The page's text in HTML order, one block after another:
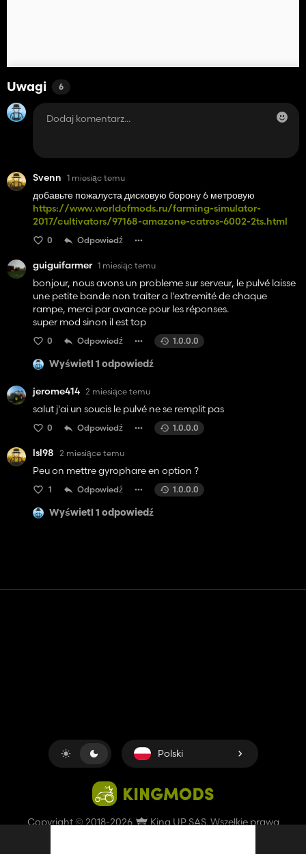
Uwagi 6
Svenn 1 miesiąc temu
добавьте пожалуста дисковую борону 6 метровую
https://www.worldofmods.ru/farming-simulator-
2017/cultivators/97168-amazone-catros-6002-2ts.html
0 Odpowiedź
guiguifarmer 1 miesiąc temu
bonjour, nous avons un probleme sur serveur, le pulvé laisse
une petite bande non traiter a l'extremité de chaque
rampe, merci par avance pour les réponses.
super mod sinon il est top
0 Odpowiedź 1.0.0.0
Wyświetl 1 odpowiedź
jerome414 2 miesiące temu
salut j'ai un soucis le pulvé ne se remplit pas
0 Odpowiedź 1.0.0.0
lsl98 2 miesiące temu
Peu on mettre gyrophare en option ?
1 Odpowiedź 1.0.0.0
Wyświetl 1 odpowiedź
Copyright © 2018-2026 King UP SAS. Wszelkie prawa
Polski